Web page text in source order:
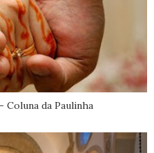
da Paulinha